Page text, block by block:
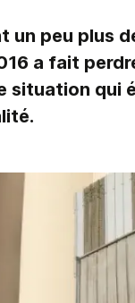
un peu plus
a fait
situation qui